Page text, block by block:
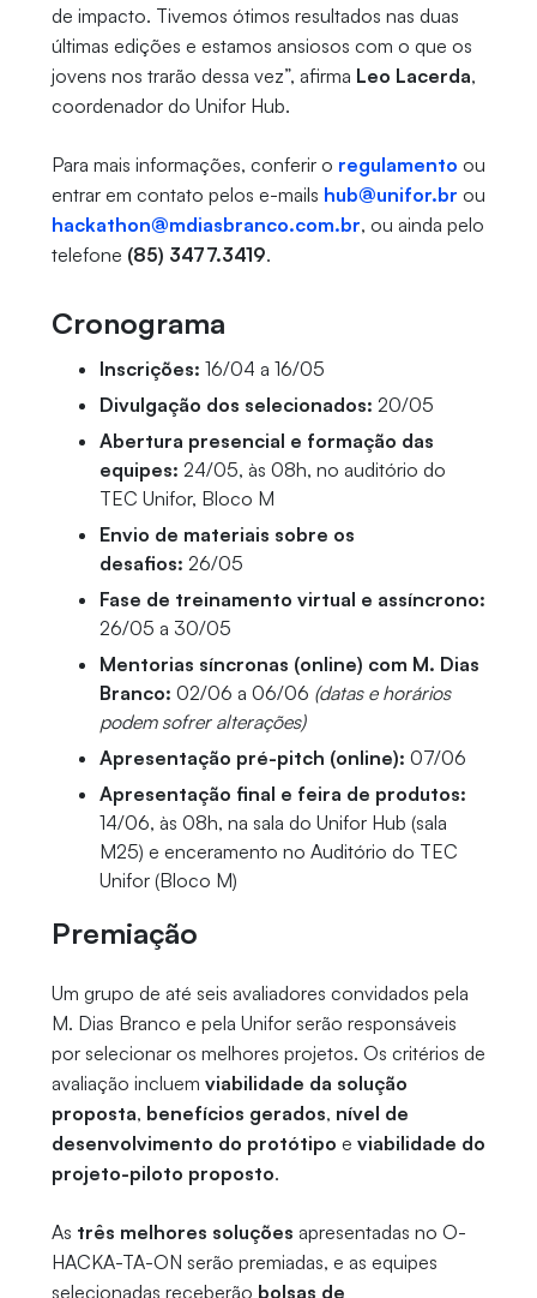
de impacto. Tivemos ótimos resultados nas duas
últimas edições e estamos ansiosos com o que os
jovens nos trarão dessa vez”, afirma Leo Lacerda,
coordenador do Unifor Hub.
Para mais informações, conferir o regulamento ou
entrar em contato pelos e-mails hub@unifor.br ou
hackathon@mdiasbranco.com.br, ou ainda pelo
telefone (85) 3477.3419.
Cronograma
Inscrições: 16/04 a 16/05
Divulgação dos selecionados: 20/05
Abertura presencial e formação das
equipes: 24/05, às 08h, no auditório do
TEC Unifor, Bloco M
Envio de materiais sobre os
desafios: 26/05
Fase de treinamento virtual e assíncrono:
26/05 a 30/05
Mentorias síncronas (online) com M. Dias
Branco: 02/06 a 06/06 (datas e horários
podem sofrer alterações)
Apresentação pré-pitch (online): 07/06
Apresentação final e feira de produtos:
14/06, às 08h, na sala do Unifor Hub (sala
M25) e enceramento no Auditório do TEC
Unifor (Bloco M)
Premiação
Um grupo de até seis avaliadores convidados pela
M. Dias Branco e pela Unifor serão responsáveis
por selecionar os melhores projetos. Os critérios de
avaliação incluem viabilidade da solução
proposta, benefícios gerados, nível de
desenvolvimento do protótipo e viabilidade do
projeto-piloto proposto.
As três melhores soluções apresentadas no O-
HACKA-TA-ON serão premiadas, e as equipes
selecionadas receberão bolsas de